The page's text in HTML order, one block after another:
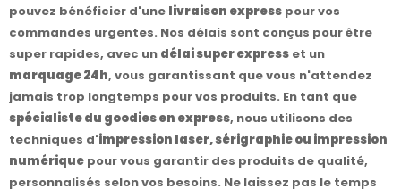
pouvez bénéficier d'une livraison express pour vos
commandes urgentes. Nos délais sont conçus pour être
super rapides, avec un délai super express et un
marquage 24h, vous garantissant que vous n'attendez
jamais trop longtemps pour vos produits. En tant que
spécialiste du goodies en express, nous utilisons des
techniques d'impression laser, sérigraphie ou impression
numérique pour vous garantir des produits de qualité,
personnalisés selon vos besoins. Ne laissez pas le temps